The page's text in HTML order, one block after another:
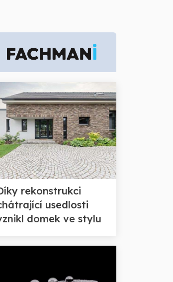
rekonstrukci
usedlosti
domek ve stylu